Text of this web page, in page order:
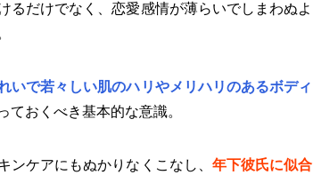
るだけでなく、恋愛感情が薄らいでしまわぬよ
いで若々しい肌のハリやメリハリのあるボディ
ておくべき基本的な意識。
ケアにもぬかりなくこなし、 年下彼氏に似合